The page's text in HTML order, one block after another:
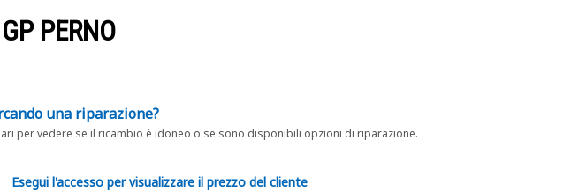
PERNO
una riparazione?
per vedere se il ricambio è idoneo o se sono disponibili opzioni di riparazione.
Esegui l'accesso per visualizzare il prezzo del cliente